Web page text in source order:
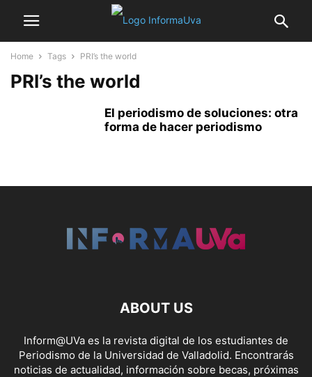
Home Tags PRI’s the world
PRI’s the world
El periodismo de soluciones: otra
forma de hacer periodismo
ABOUT US
Inform@UVa es la revista digital de los estudiantes de
Periodismo de la Universidad de Valladolid. Encontrarás
noticias de actualidad, información sobre becas, próximas